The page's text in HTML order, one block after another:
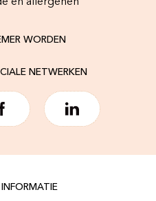
WORDEN
NETWERKEN
INFORMATIE